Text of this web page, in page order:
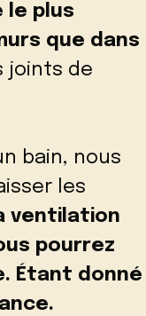
le plus
que dans
joints de
bain, nous
les
ventilation
pourrez
Étant donné